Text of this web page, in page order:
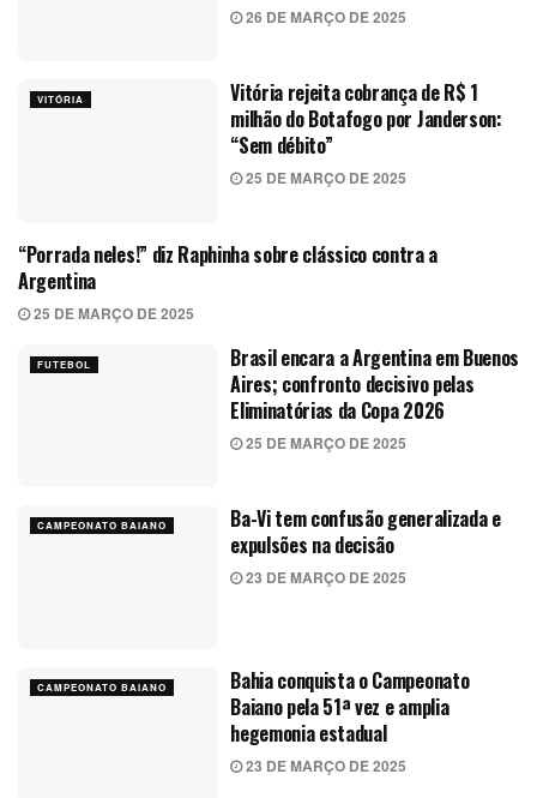
26 DE MARÇO DE 2025
VITÓRIA
Vitória rejeita cobrança de R$ 1
milhão do Botafogo por Janderson:
“Sem débito”
25 DE MARÇO DE 2025
SELEÇÃO BRASILEIRA
“Porrada neles!” diz Raphinha sobre clássico contra a
Argentina
25 DE MARÇO DE 2025
FUTEBOL
Brasil encara a Argentina em Buenos
Aires; confronto decisivo pelas
Eliminatórias da Copa 2026
25 DE MARÇO DE 2025
CAMPEONATO BAIANO
Ba-Vi tem confusão generalizada e
expulsões na decisão
23 DE MARÇO DE 2025
CAMPEONATO BAIANO
Bahia conquista o Campeonato
Baiano pela 51ª vez e amplia
hegemonia estadual
23 DE MARÇO DE 2025